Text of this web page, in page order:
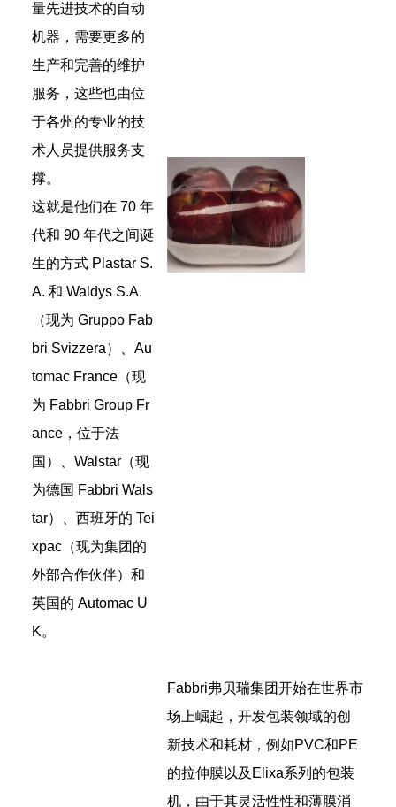
量先进技术的自动
机器，需要更多的
生产和完善的维护
服务，这些也由位
于各州的专业的技
术人员提供服务支
撑。
这就是他们在 70 年
代和 90 年代之间诞
生的方式 Plastar S.
A. 和 Waldys S.A.
（现为 Gruppo Fab
bri Svizzera）、Au
tomac France（现
为 Fabbri Group Fr
ance，位于法
国）、Walstar（现
为德国 Fabbri Wals
tar）、西班牙的 Tei
xpac（现为集团的
外部合作伙伴）和
英国的 Automac U
K。
Fabbri弗贝瑞集团开始在世界市
场上崛起，开发包装领域的创
新技术和耗材，例如PVC和PE
的拉伸膜以及Elixa系列的包装
机，由于其灵活性性和薄膜消